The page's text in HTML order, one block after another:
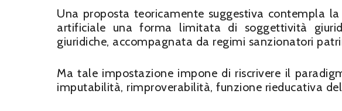
Una proposta teoricamente suggestiva contempla
artificiale una forma limitata di soggettività
giuridiche, accompagnata da regimi sanzionatori
Ma tale impostazione impone di riscrivere il
imputabilità, rimproverabilità, funzione rieducativa